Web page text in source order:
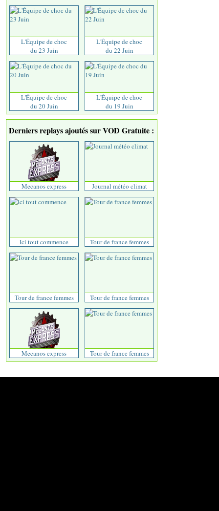
L'Équipe de choc
du 23 Juin
L'Équipe de choc
du 22 Juin
L'Équipe de choc
du 20 Juin
L'Équipe de choc
du 19 Juin
Derniers replays ajoutés sur VOD Gratuite :
Mecanos express Journal météo climat
Ici tout commence Tour de france femmes
Tour de france femmes Tour de france femmes
Mecanos express Tour de france femmes